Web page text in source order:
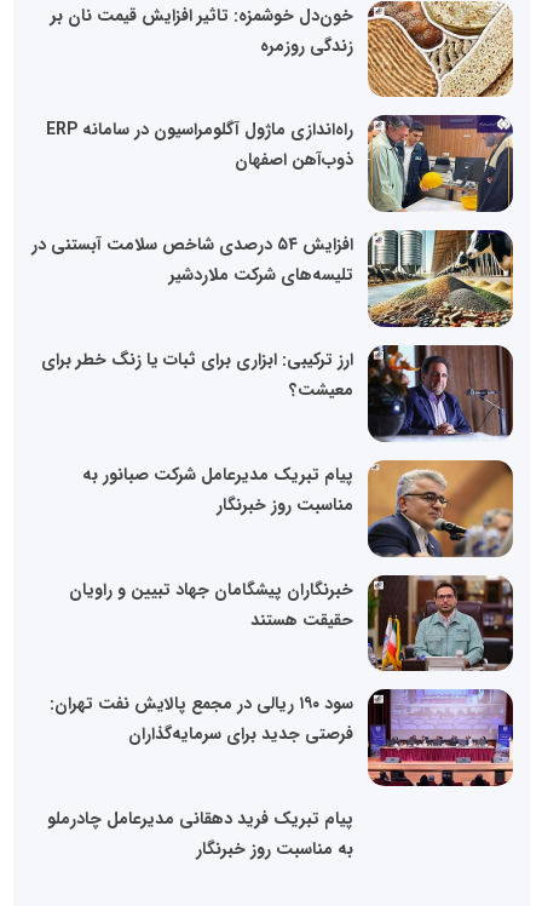
خون‌دل خوشمزه: تاثیر افزایش قیمت نان بر
زندگی روزمره
راه‌اندازی ماژول آگلومراسیون در سامانه ERP
ذوب‌آهن اصفهان
افزایش ۵۴ درصدی شاخص سلامت آبستنی در
تلیسه‌‌های شرکت ملاردشیر
ارز ترکیبی: ابزاری برای ثبات یا زنگ خطر برای
معیشت؟
پیام تبریک مدیرعامل شرکت صبانور به
مناسبت روز خبرنگار
خبرنگاران پیشگامان جهاد تبیین و راویان
حقیقت هستند
سود ۱۹۰ ریالی در مجمع پالایش نفت تهران:
فرصتی جدید برای سرمایه‌گذاران
پیام تبریک فرید دهقانی مدیرعامل چادرملو
به مناسبت روز خبرنگار